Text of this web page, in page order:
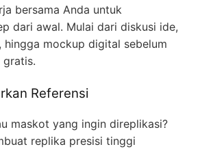
bersama Anda untuk
dari awal. Mulai dari diskusi ide,
hingga mockup digital sebelum
Referensi
maskot yang ingin direplikasi?
replika presisi tinggi